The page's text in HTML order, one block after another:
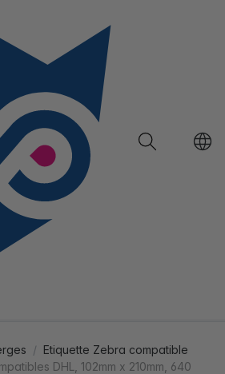
Etiquette Zebra compatible
DHL, 102mm x 210mm, 640